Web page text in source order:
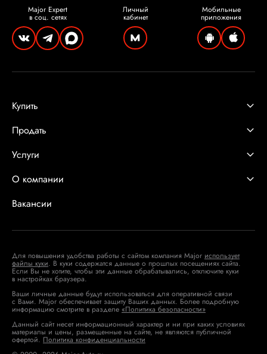
Major Expert
в соц. сетях
Личный
кабинет
Мобильные
приложения
Купить
Продать
Услуги
О компании
Вакансии
Для повышения удобства работы с сайтом компания Major использует
файлы куки. В куки содержатся данные о прошлых посещениях сайта.
Если Вы не хотите, чтобы эти данные обрабатывались, отключите куки
в настройках браузера.
Ваши личные данные будут использоваться для оперативной связи
с Вами. Major обеспечивает защиту Ваших данных. Более подробную
информацию смотрите в разделе «Политика безопасности»
Данный сайт несет информационный характер и ни при каких условиях
материалы и цены, размещенные на сайте, не являются публичной
офертой. Политика конфиденциальности